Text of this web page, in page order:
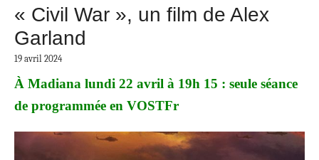
« Civil War », un film de Alex
Garland
19 avril 2024
À Madiana lundi 22 avril à 19h 15 : seule séance
de programmée en VOSTFr